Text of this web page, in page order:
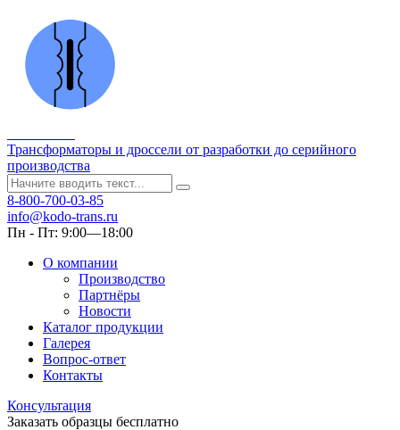
Трансформаторы и дроссели от разработки до серийного
производства
8-800-700-03-85
info@kodo-trans.ru
Пн - Пт: 9:00—18:00
О компании
Производство
Партнёры
Новости
Каталог продукции
Галерея
Вопрос-ответ
Контакты
Консультация
Заказать образцы бесплатно